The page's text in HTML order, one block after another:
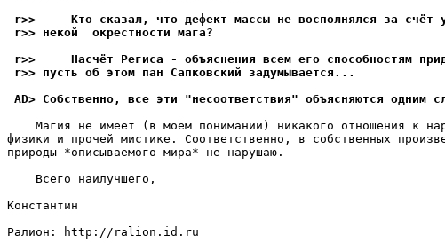
r>>     Кто сказал, что дефект массы не восполнялся за счёт
r>> некой  окрестности мага?
r>>     Hасчёт Региса - объяснения всем его способностям
r>> пусть об этом пан Сапковский задумывается...
AD> Собственно, все эти "несоответствия" объясняются одним
Магия не имеет (в моём понимании) никакого отношения к
физики и прочей мистике. Соответственно, в собственных
природы *описываемого мира* не нарушаю.
    Всего наилучшего,
Константин
Ралион: http://ralion.id.ru